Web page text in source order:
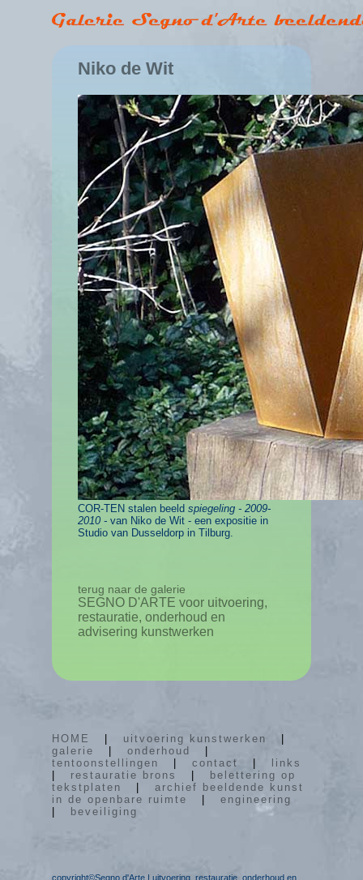
Niko de Wit
COR-TEN stalen beeld spiegeling - 2009-
2010 - van Niko de Wit - een expositie in
Studio van Dusseldorp in Tilburg.
terug naar de galerie
SEGNO D'ARTE voor uitvoering,
restauratie, onderhoud en
advisering kunstwerken
HOME uitvoering kunstwerken
galerie
onderhoud
tentoonstellingen
contact
links
restauratie brons
belettering op
tekstplaten
archief beeldende kunst
in de openbare ruimte
engineering
beveiliging
copyright©Segno d'Arte | uitvoering, restauratie, onderhoud en